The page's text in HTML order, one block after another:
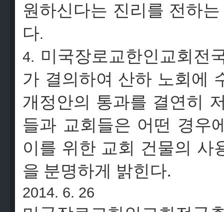
원하신다는 진리를 전하는
다.
4. 미국장로교한인교회전
가 결의하여 산하 노회에
개정안의 통과를 결연히
들과 교회들은 어떤 경우
이를 위한 교회 건물의 사
을 분명하게 밝힌다.
2014. 6. 26